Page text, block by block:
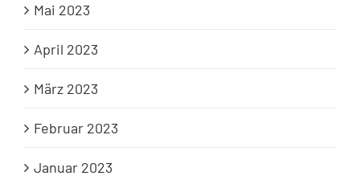
Mai 2023
April 2023
März 2023
Februar 2023
Januar 2023